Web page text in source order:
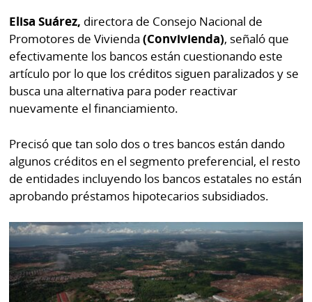
Elisa Suárez, directora de Consejo Nacional de
Promotores de Vivienda(Convivienda), señaló que
efectivamente los bancos están cuestionando este
artículo por lo que los créditos siguen paralizados y se
busca una alternativa para poder reactivar
nuevamente el financiamiento.
Precisó que tan solo dos o tres bancos están dando
algunos créditos en el segmento preferencial, el resto
de entidades incluyendo los bancos estatales no están
aprobando préstamos hipotecarios subsidiados.